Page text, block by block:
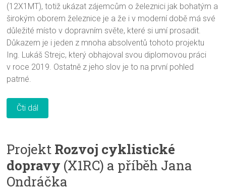
(12X1MT), totiž ukázat zájemcům o železnici jak bohatým a
širokým oborem železnice je a že i v moderní době má své
důležité místo v dopravním světe, které si umí prosadit.
Důkazem je i jeden z mnoha absolventů tohoto projektu
Ing. Lukáš Strejc, který obhajoval svou diplomovou práci
v roce 2019. Ostatně z jeho slov je to na první pohled
patrné.
Čti dál
Projekt Rozvoj cyklistické
dopravy (X1RC) a příběh Jana
Ondráčka